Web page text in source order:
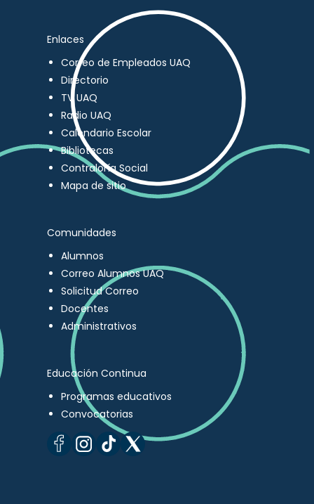
Enlaces
Correo de Empleados UAQ
Directorio
TV UAQ
Radio UAQ
Calendario Escolar
Bibliotecas
Contraloría Social
Mapa de sitio
Comunidades
Alumnos
Correo Alumnos UAQ
Solicitud Correo
Docentes
Administrativos
Educación Continua
Programas educativos
Convocatorias